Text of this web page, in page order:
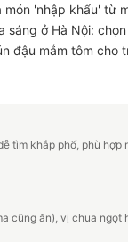
món 'nhập khẩu' từ
ở Hà Nội:
đậu mắm tôm cho
tìm khắp phố, phù
cũng ăn), vị chua